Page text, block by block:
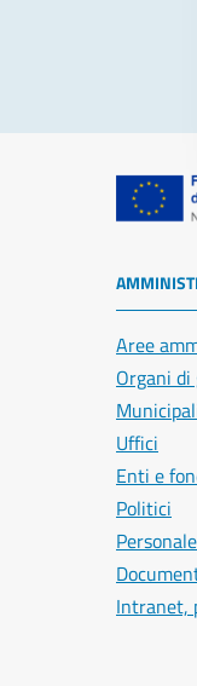
Aree
Organi
Uffici
Enti e
Politici
Intranet,